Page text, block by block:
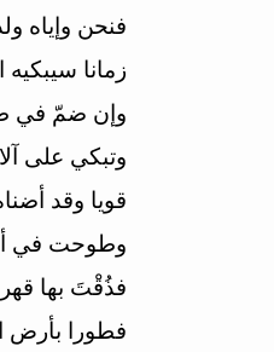
فنحن وإياه
زمانا سيبكيه
وإن ضمّ في
وتبكي على
قويا وقد
وطوحت في
فذُقْتَ بها قهر
فطورا بأرض